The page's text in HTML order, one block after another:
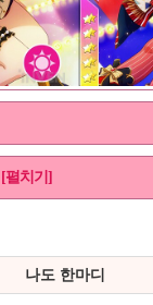
[펼치기]
나도 한마디